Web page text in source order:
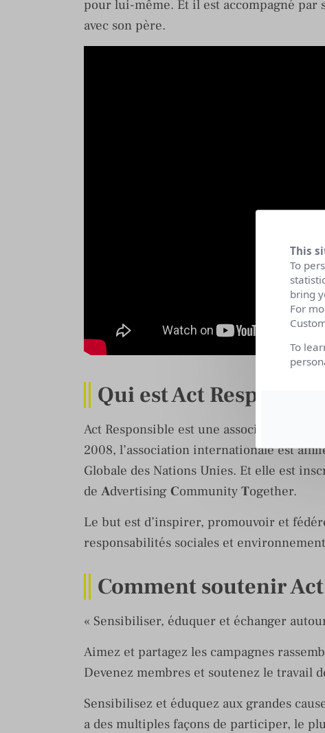
pour lui-même. Et il est accompagné
avec son père.
Qui est Act Responsible
Act Responsible est une association
2008, l’association internationale est
Globale des Nations Unies. Et elle est
de Advertising Community Together.
Le but est d’inspirer, promouvoir et
responsabilités sociales et
Comment soutenir
« Sensibiliser, éduquer et échanger
Aimez et partagez les campagnes
Devenez membres et soutenez le travail
Sensibilisez et éduquez aux grandes
a des multiples façons de participer, le
This
To
bring
For
To